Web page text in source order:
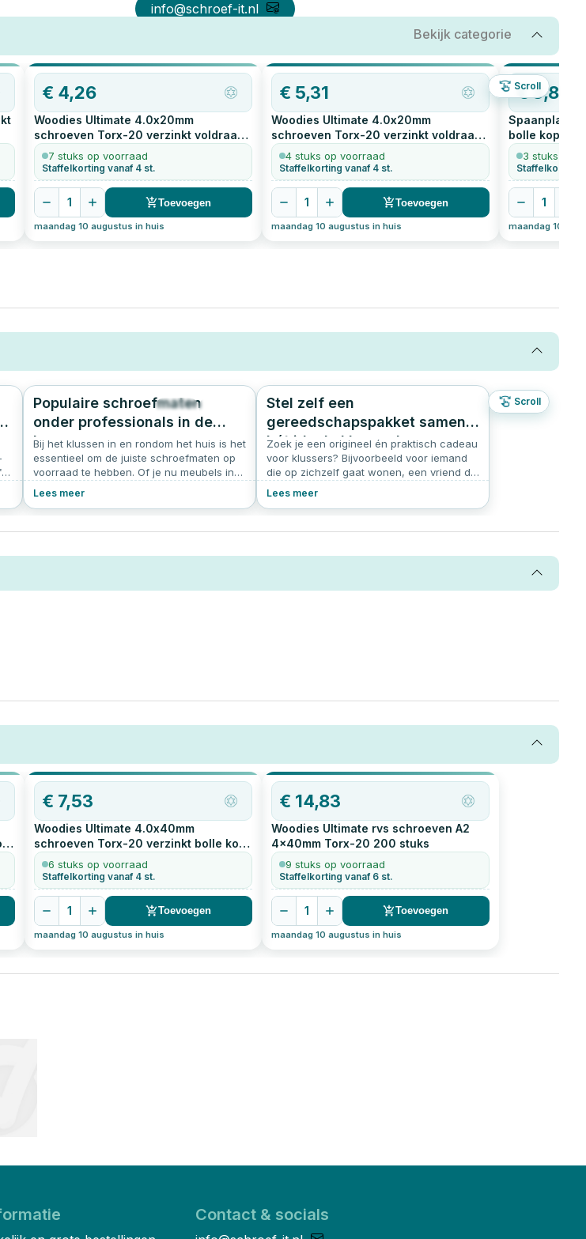
info@schroef-it.nl
Bekijk categorie
Scroll
€ 4,26
Woodies Ultimate 4.0x20mm
schroeven Torx-20 verzinkt voldraad
200
stuks
7 stuks op voorraad
Staffelkorting vanaf 4 st.
1 Toevoegen
maandag 10 augustus in huis
€ 5,31
Woodies Ultimate 4.0x20mm
schroeven Torx-20 verzinkt voldraad
bolle kop
4 stuks op voorraad
Staffelkorting vanaf 4 st.
1 Toevoegen
maandag 10 augustus in huis
OP=OP
€3,80
bolle kop
3 stuks op
Staffelkorting
1
maandag 10
Scroll
783
Populaire schroefmaten
onder professionals in de
bouw
Bij het klussen in en rondom het huis is het
essentieel om de juiste schroefmaten op
voorraad te hebben. Of je nu meubels in
andere projecten aanpakt, het hebben
maken. Hier zijn de vier meest gebruikte
hebben liggen:
Lees meer
Stel zelf een
gereedschapspakket samen –
hét ideale klus cadeau
Zoek je een origineel én praktisch cadeau
voor klussers? Bijvoorbeeld voor iemand
die op zichzelf gaat wonen, een vriend die
familielid zonder goede basis set? Dan is
gereedschapspakket precies wat je zoekt.
gereedschap cadeau, maar een vliegende
Lees meer
€ 7,53
Woodies Ultimate 4.0x40mm
schroeven Torx-20 verzinkt bolle kop
200
stuks
6 stuks op voorraad
Staffelkorting vanaf 4 st.
1 Toevoegen
maandag 10 augustus in huis
€ 14,83
Woodies Ultimate rvs schroeven A2
4x40mm Torx-20 200 stuks
9 stuks op voorraad
Staffelkorting vanaf 6 st.
1 Toevoegen
maandag 10 augustus in huis
Contact & socials